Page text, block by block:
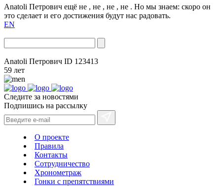
Anatoli Петрович ещё не , не , не , не . Но мы знаем: скоро он
это сделает и его достижения будут нас радовать.
EN
Anatoli Петрович ID 123413
59 лет
Следите за новостями
Подпишись на рассылку
О проекте
Правила
Контакты
Сотрудничество
Хронометраж
Гонки с препятствиями